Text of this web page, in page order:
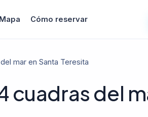
Mapa Cómo reservar
mar en Santa Teresita
cuadras del